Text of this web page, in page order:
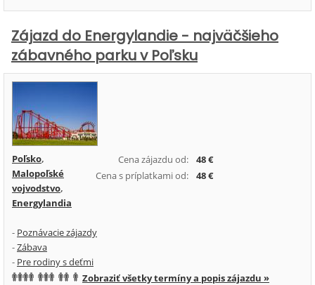
Zájazd do Energylandie - najväčšieho
zábavného parku v Poľsku
Cena zájazdu od:
48 €
Cena s príplatkami od:
48 €
Poľsko,
Malopoľské
vojvodstvo,
Energylandia
- Poznávacie zájazdy
-Zábava
- Pre rodiny s deťmi
Zobraziť všetky termíny a popis zájazdu »